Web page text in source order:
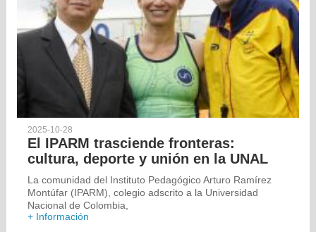
2025-10-28
El IPARM trasciende fronteras:
cultura, deporte y unión en la UNAL
La comunidad del Instituto Pedagógico Arturo Ramírez
Montúfar (IPARM), colegio adscrito a la Universidad
Nacional de Colombia,
+ Información